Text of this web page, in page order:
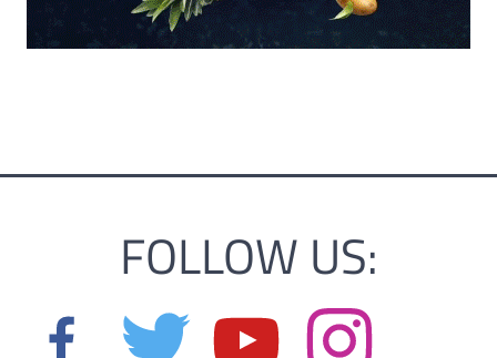
FOLLOW US: